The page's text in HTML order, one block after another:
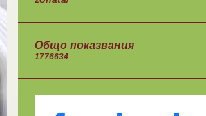
Общо показвания
1776634